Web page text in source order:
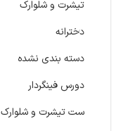
تیشرت و شلوارک
دخترانه
دسته بندی نشده
دورس فینگردار
ست تیشرت و شلوارک